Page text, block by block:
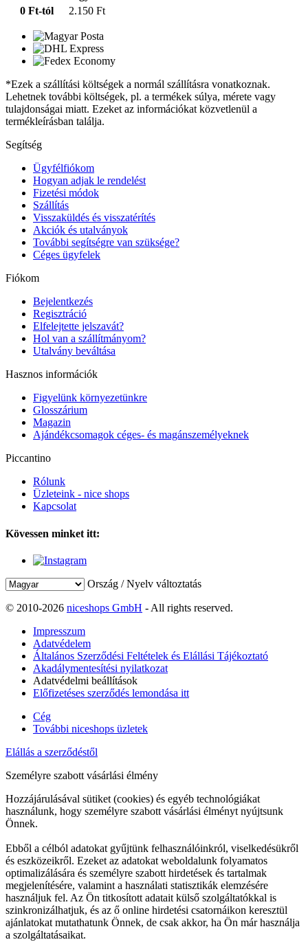
0 Ft-tól
2.150 Ft
*Ezek a szállítási költségek a normál szállításra vonatkoznak.
Lehetnek további költségek, pl. a termékek súlya, mérete vagy
tulajdonságai miatt. Ezeket az információkat közvetlenül a
termékleírásban találja.
Segítség
Ügyfélfiókom
Hogyan adjak le rendelést
Fizetési módok
Szállítás
Visszaküldés és visszatérítés
Akciók és utalványok
További segítségre van szüksége?
Céges ügyfelek
Fiókom
Bejelentkezés
Regisztráció
Elfelejtette jelszavát?
Hol van a szállítmányom?
Utalvány beváltása
Hasznos információk
Figyelünk környezetünkre
Glosszárium
Magazin
Ajándékcsomagok céges- és magánszemélyeknek
Piccantino
Rólunk
Üzleteink - nice shops
Kapcsolat
Kövessen minket itt:
Ország / Nyelv változtatás
© 2010-2026 niceshops GmbH - All rights reserved.
Impresszum
Adatvédelem
Általános Szerződési Feltételek és Elállási Tájékoztató
Akadálymentesítési nyilatkozat
Adatvédelmi beállítások
Előfizetéses szerződés lemondása itt
Cég
További niceshops üzletek
Elállás a szerződéstől
Személyre szabott vásárlási élmény
Hozzájárulásával sütiket (cookies) és egyéb technológiákat
használunk, hogy személyre szabott vásárlási élményt nyújtsunk
Önnek.
Ebből a célból adatokat gyűjtünk felhasználóinkról, viselkedésükről
és eszközeikről. Ezeket az adatokat weboldalunk folyamatos
optimalizálására és személyre szabott hirdetések és tartalmak
megjelenítésére, valamint a használati statisztikák elemzésére
használjuk fel. Az Ön titkosított adatait külső szolgáltatókkal is
szinkronizálhatjuk, és az ő online hirdetési csatornáikon keresztül
ajánlatokat mutathatunk Önnek, de csak akkor, ha Ön már használja
a szolgáltatásaikat.